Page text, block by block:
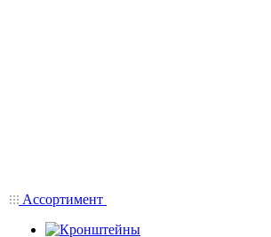
Ассортимент